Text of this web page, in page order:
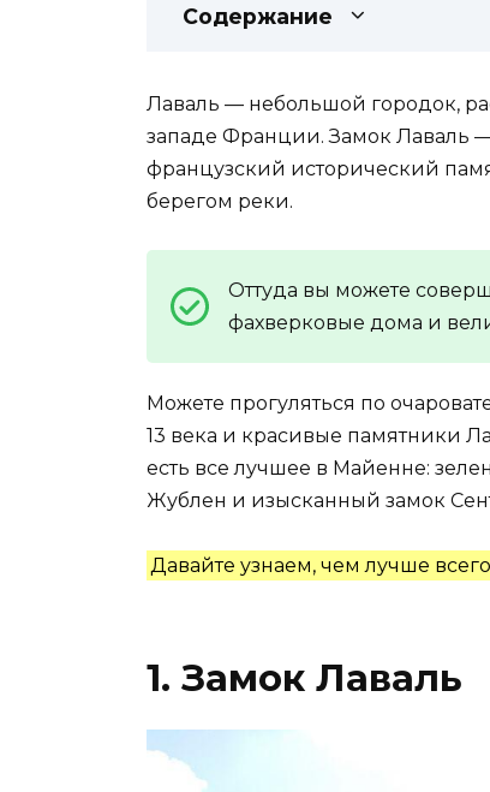
Содержание
Лаваль — небольшой городок,
западе Франции. Замок Лаваль
французский исторический
берегом реки.
Оттуда вы можете
фахверковые дома и
Можете прогуляться по
13 века и красивые памятники
есть все лучшее в Майенне:
Жублен и изысканный замок
Давайте узнаем, чем лучше
1. Замок Лаваль